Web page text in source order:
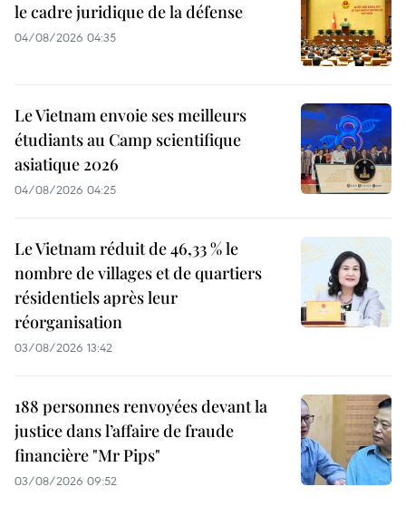
le cadre juridique de la défense
04/08/2026 04:35
Le Vietnam envoie ses meilleurs
étudiants au Camp scientifique
asiatique 2026
04/08/2026 04:25
Le Vietnam réduit de 46,33 % le
nombre de villages et de quartiers
résidentiels après leur
réorganisation
03/08/2026 13:42
188 personnes renvoyées devant la
justice dans l’affaire de fraude
financière "Mr Pips"
03/08/2026 09:52